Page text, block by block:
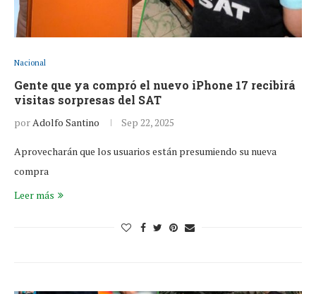
Nacional
Gente que ya compró el nuevo iPhone 17 recibirá
visitas sorpresas del SAT
porAdolfo Santino Sep 22, 2025
Aprovecharán que los usuarios están presumiendo su nueva
compra
Leer más